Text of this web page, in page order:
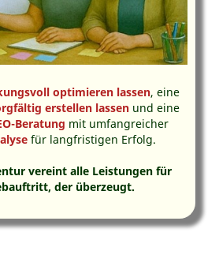
optimieren lassen, eine
erstellen lassen und eine
Beratung mit umfangreicher
für langfristigen Erfolg.
vereint alle Leistungen für
der überzeugt.